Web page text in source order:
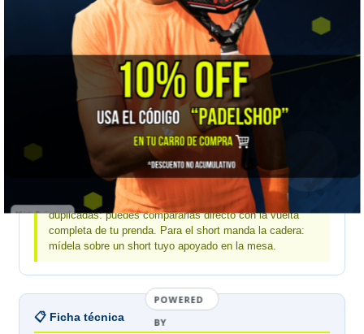
XS S
Contorno cintura 78 82
Contorno cadera 104 108 112
Largo total 98 100 102
Mide una prenda tuya, no tu cuerpo:
estas medidas
son de la prenda estirada sobre una mesa, no de tu
cuerpo. Toma una prenda tuya que te quede bien, mídela
igual y compara. Las medidas de contorno ya vienen
duplicadas: puedes compararlas directo con la vuelta
completa de tu prenda. Para el short manda la cadera:
mídela sobre un short tuyo apoyado en la mesa.
📋 Ficha técnica
POWERED
BY